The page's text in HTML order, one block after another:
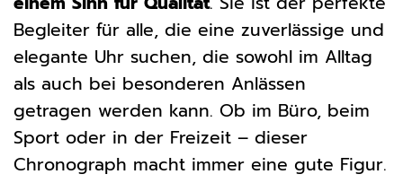
Begleiter für alle, die eine zuverlässige und
elegante Uhr suchen, die sowohl im Alltag
als auch bei besonderen Anlässen
getragen werden kann. Ob im Büro, beim
Sport oder in der Freizeit – dieser
Chronograph macht immer eine gute Figur.